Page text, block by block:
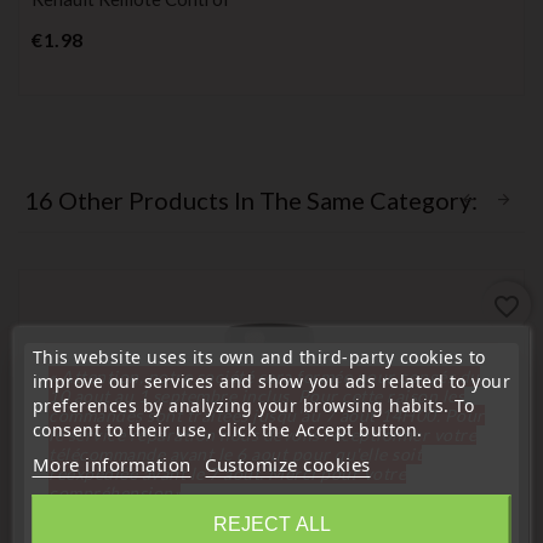
€1.98Price
16 Other Products In The Same Category:
This website uses its own and third-party cookies to
improve our services and show you ads related to your
preferences by analyzing your browsing habits. To
consent to their use, click the Accept button.
More information Customize cookies
REJECT ALL
« Attention, notre société sera fermée pour congés du
10 aout au 1 septembre inclus. Pour cette raison les
commandes sont traitées jusqu'au 7 aout 14H00. Pour
le service réparation nous devons réceptionner votre
télécommande avant le 6 aout pour qu'elle soit
réexpédiée avant le 7 aout. Merci pour votre
compréhension»
Close